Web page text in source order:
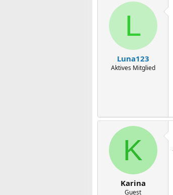
L
Luna123
Aktives Mitglied
K
Karina
Guest